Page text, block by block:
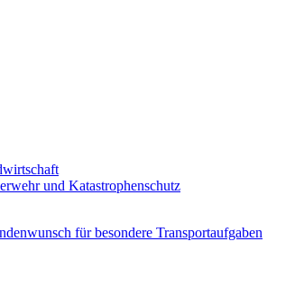
und Katastrophenschutz
für besondere Transportaufgaben